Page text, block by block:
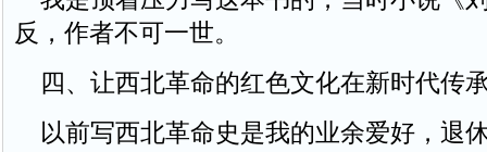
反，作者不可一世。
四、让西北革命的红色文化在新时代传
以前写西北革命史是我的业余爱好，退